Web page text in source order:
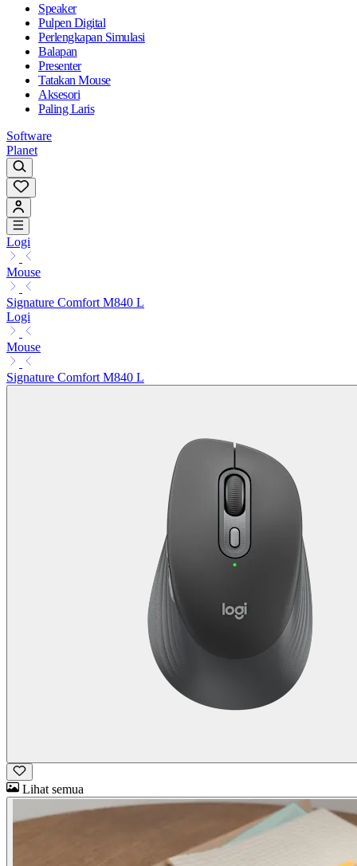
Speaker
Pulpen Digital
Perlengkapan Simulasi
Balapan
Presenter
Tatakan Mouse
Aksesori
Paling Laris
Software
Planet
Logi
Mouse
Signature Comfort M840 L
Logi
Mouse
Signature Comfort M840 L
Lihat semua